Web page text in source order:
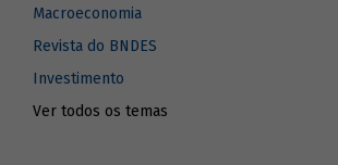
Macroeconomia
Revista do BNDES
Investimento
Ver todos os temas